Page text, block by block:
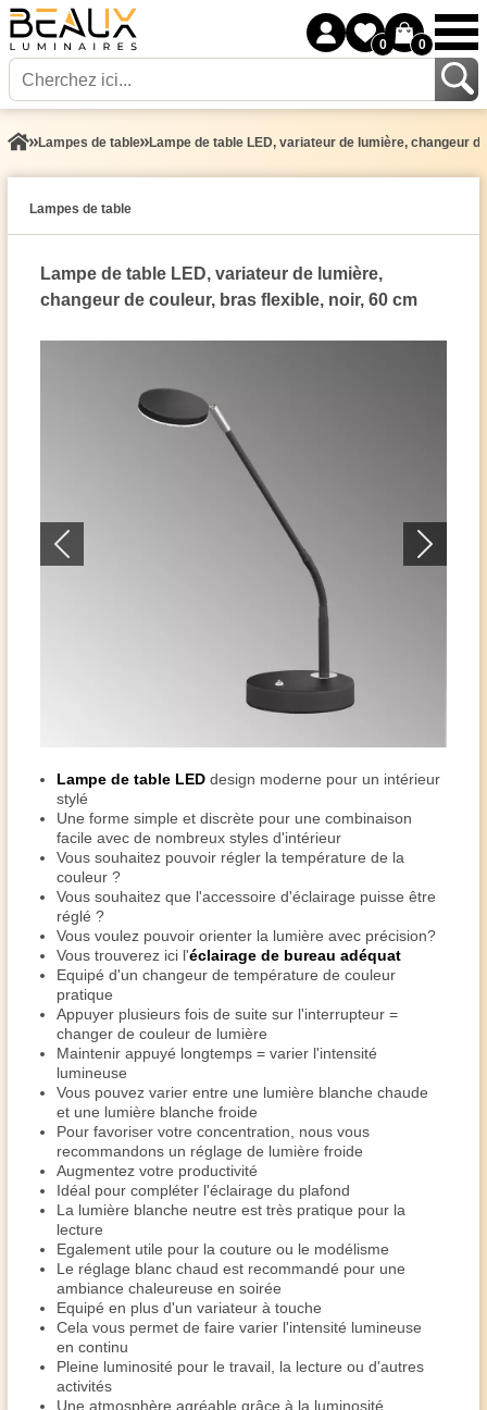
0 0
Lampes de table Lampe de table LED, variateur de lumière, changeur
Lampes de table
Lampe de table LED, variateur de lumière,
changeur de couleur, bras flexible, noir, 60 cm
Lampe de table LED design moderne pour un intérieur
stylé
Une forme simple et discrète pour une combinaison
facile avec de nombreux styles d'intérieur
Vous souhaitez pouvoir régler la température de la
couleur ?
Vous souhaitez que l'accessoire d'éclairage puisse être
réglé ?
Vous voulez pouvoir orienter la lumière avec précision?
Vous trouverez ici l'éclairage de bureau adéquat
Equipé d'un changeur de température de couleur
pratique
Appuyer plusieurs fois de suite sur l'interrupteur =
changer de couleur de lumière
Maintenir appuyé longtemps = varier l'intensité
lumineuse
Vous pouvez varier entre une lumière blanche chaude
et une lumière blanche froide
Pour favoriser votre concentration, nous vous
recommandons un réglage de lumière froide
Augmentez votre productivité
Idéal pour compléter l'éclairage du plafond
La lumière blanche neutre est très pratique pour la
lecture
Egalement utile pour la couture ou le modélisme
Le réglage blanc chaud est recommandé pour une
ambiance chaleureuse en soirée
Equipé en plus d'un variateur à touche
Cela vous permet de faire varier l'intensité lumineuse
en continu
Pleine luminosité pour le travail, la lecture ou d'autres
activités
Une atmosphère agréable grâce à la luminosité